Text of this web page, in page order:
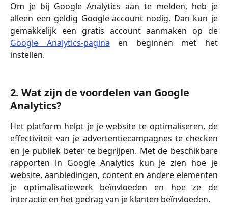
Om je bij Google Analytics aan te melden, heb je
alleen een geldig Google-account nodig. Dan kun je
gemakkelijk een gratis account aanmaken op de
Google Analytics-pagina en beginnen met het
instellen.
2. Wat zijn de voordelen van Google
Analytics?
Het platform helpt je je website te optimaliseren, de
effectiviteit van je advertentiecampagnes te checken
en je publiek beter te begrijpen. Met de beschikbare
rapporten in Google Analytics kun je zien hoe je
website, aanbiedingen, content en andere elementen
je optimalisatiewerk beïnvloeden en hoe ze de
interactie en het gedrag van je klanten beïnvloeden.